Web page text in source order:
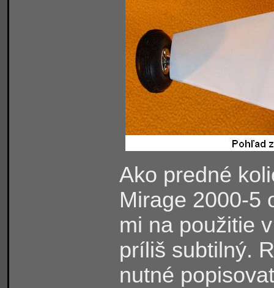
Ako predné
Mirage 2000-5
mi na použitie
príliš subtilný.
nutné